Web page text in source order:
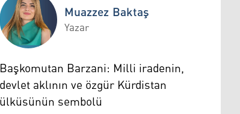
Muazzez Baktaş
Muazzez Baktaş
Yazar
Başkomutan Barzani: Milli iradenin,
devlet aklının ve özgür Kürdistan
ülküsünün sembolü